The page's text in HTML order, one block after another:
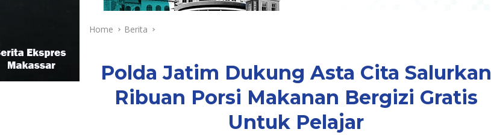
Home Berita
Polda Jatim Dukung Asta Cita Salurkan
Ribuan Porsi Makanan Bergizi Gratis
Untuk Pelajar